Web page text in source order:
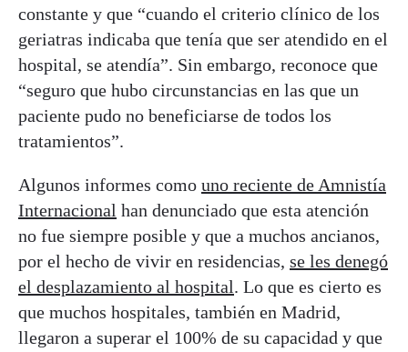
constante y que “cuando el criterio clínico de los
geriatras indicaba que tenía que ser atendido en el
hospital, se atendía”. Sin embargo, reconoce que
“seguro que hubo circunstancias en las que un
paciente pudo no beneficiarse de todos los
tratamientos”.
Algunos informes como uno reciente de Amnistía
Internacional han denunciado que esta atención
no fue siempre posible y que a muchos ancianos,
por el hecho de vivir en residencias, se les denegó
el desplazamiento al hospital. Lo que es cierto es
que muchos hospitales, también en Madrid,
llegaron a superar el 100% de su capacidad y que